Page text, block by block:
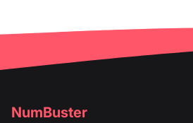
NumBuster